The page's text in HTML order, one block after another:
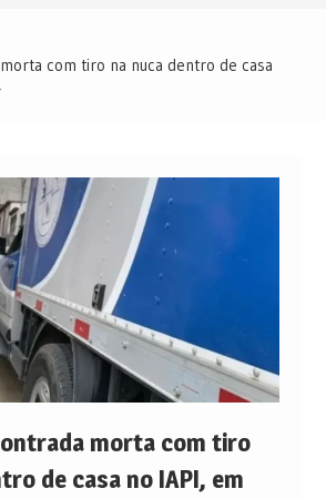
com tiro na nuca dentro de casa
morta com tiro
de casa no IAPI, em